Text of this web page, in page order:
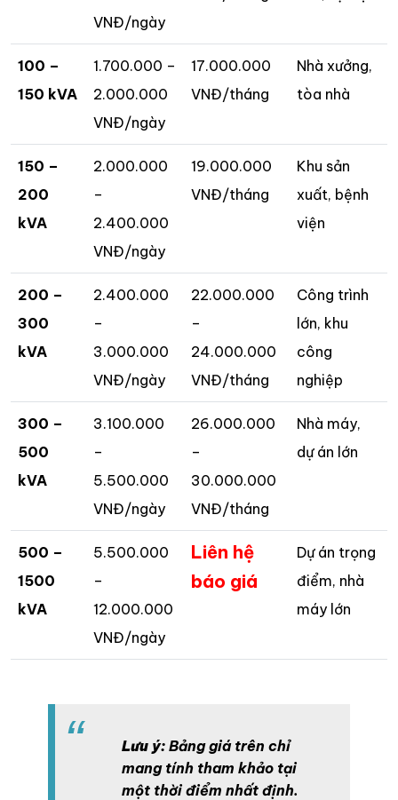
VNĐ/ngày
100 –
150 kVA
1.700.000 –
2.000.000
VNĐ/ngày
17.000.000
VNĐ/tháng
Nhà xưởng,
tòa nhà
150 –
200
kVA
2.000.000
–
2.400.000
VNĐ/ngày
19.000.000
VNĐ/tháng
Khu sản
xuất, bệnh
viện
200 –
300
kVA
2.400.000
–
3.000.000
VNĐ/ngày
22.000.000
–
24.000.000
VNĐ/tháng
Công trình
lớn, khu
công
nghiệp
300 –
500
kVA
3.100.000
–
5.500.000
VNĐ/ngày
26.000.000
–
30.000.000
VNĐ/tháng
Nhà máy,
dự án lớn
500 –
1500
kVA
5.500.000
–
12.000.000
VNĐ/ngày
Liên hệ
báo giá
Dự án trọng
điểm, nhà
máy lớn
Lưu ý: Bảng giá trên chỉ
mang tính tham khảo tại
một thời điểm nhất định.